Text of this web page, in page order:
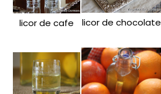
licor de cafe licor de chocolate